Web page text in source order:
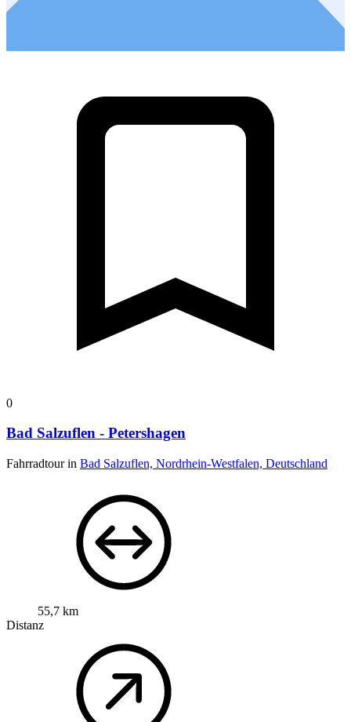
0
Bad Salzuflen - Petershagen
Fahrradtour in Bad Salzuflen, Nordrhein-Westfalen, Deutschland
55,7 km
Distanz